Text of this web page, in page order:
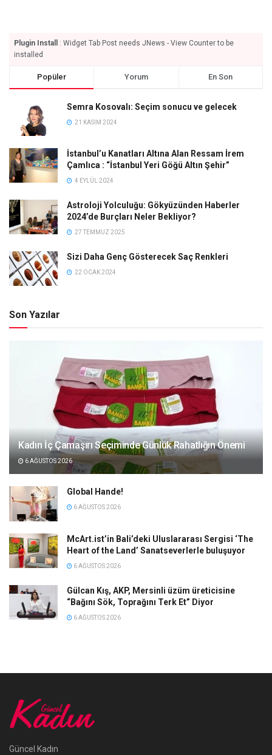
Plugin Install
: Widget Tab Post needs JNews - View Counter to be
installed
Popüler Yorum En Son
Semra Kosovalı: Seçim sonucu ve gelecek
21 KASIM 2024
İstanbul’u Kanatları Altına Alan Ressam İrem
Çamlıca : “İstanbul Yeri Göğü Altın Şehir”
4 EYLÜL 2024
Astroloji Yolculuğu: Gökyüzünden Haberler
2024’de Burçları Neler Bekliyor?
27 TEMMUZ 2025
Sizi Daha Genç Gösterecek Saç Renkleri
22 OCAK 2024
Son Yazılar
Kadın İç Çamaşırı Seçiminde Günlük Rahatlığın Önemi
6 AĞUSTOS 2026
Global Hande!
6 AĞUSTOS 2026
McArt.ist’in Bali’deki Uluslararası Sergisi ‘The
Heart of the Land’ Sanatseverlerle buluşuyor
6 AĞUSTOS 2026
Gülcan Kış, AKP, Mersinli üzüm üreticisine
“Bağını Sök, Toprağını Terk Et” Diyor
6 AĞUSTOS 2026
Güncel Kadın